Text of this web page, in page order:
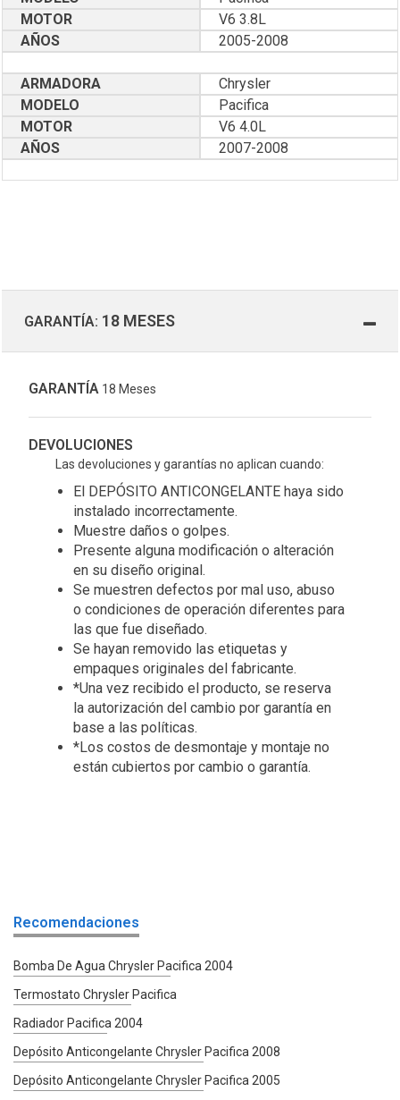
MOTOR
V6 3.8L
AÑOS
2005-2008
ARMADORA
Chrysler
MODELO
Pacifica
MOTOR
V6 4.0L
AÑOS
2007-2008
GARANTÍA: 18 MESES
GARANTÍA 18 Meses
DEVOLUCIONES
Las devoluciones y garantías no aplican cuando:
El DEPÓSITO ANTICONGELANTE haya sido
instalado incorrectamente.
Muestre daños o golpes.
Presente alguna modificación o alteración
en su diseño original.
Se muestren defectos por mal uso, abuso
o condiciones de operación diferentes para
las que fue diseñado.
Se hayan removido las etiquetas y
empaques originales del fabricante.
*Una vez recibido el producto, se reserva
la autorización del cambio por garantía en
base a las políticas.
*Los costos de desmontaje y montaje no
están cubiertos por cambio o garantía.
Recomendaciones
Bomba De Agua Chrysler Pacifica 2004
Termostato Chrysler Pacifica
Radiador Pacifica 2004
Depósito Anticongelante Chrysler Pacifica 2008
Depósito Anticongelante Chrysler Pacifica 2005